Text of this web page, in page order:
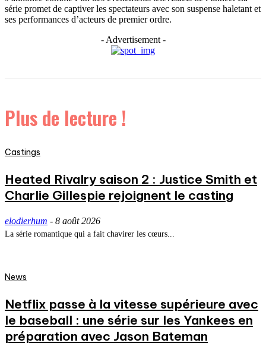
série promet de captiver les spectateurs avec son suspense haletant et
ses performances d’acteurs de premier ordre.
- Advertisement -
Plus de lecture !
Castings
Heated Rivalry saison 2 : Justice Smith et
Charlie Gillespie rejoignent le casting
elodierhum - 8 août 2026
La série romantique qui a fait chavirer les cœurs...
News
Netflix passe à la vitesse supérieure avec
le baseball : une série sur les Yankees en
préparation avec Jason Bateman